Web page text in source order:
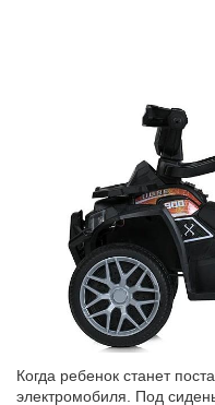
Когда ребенок станет
электромобиля. Под